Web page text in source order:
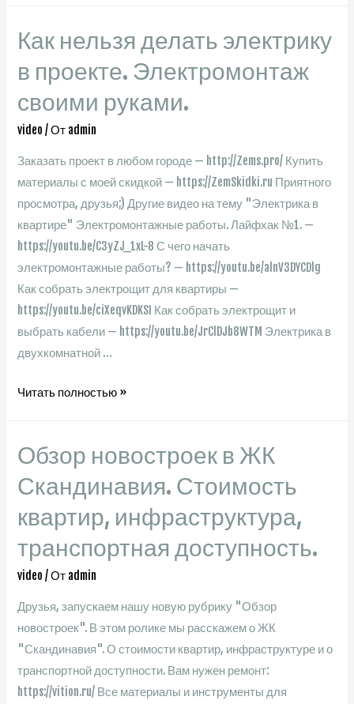
полом.
или
Лента
с
по
грунту?
СТРОИМ
ДЛЯ
СЕБЯ
Как нельзя делать электрику
в проекте. Электромонтаж
своими руками.
video / От admin
Заказать проект в любом городе — http://Zems.pro/ Купить
материалы с моей скидкой — https://ZemSkidki.ru Приятного
просмотра, друзья;) Другие видео на тему "Электрика в
квартире" Электромонтажные работы. Лайфхак №1. —
https://youtu.be/C3yZJ_1xL-8 С чего начать
электромонтажные работы? — https://youtu.be/alnV3DYCDlg
Как собрать электрощит для квартиры —
https://youtu.be/ciXeqvKDKSI Как собрать электрощит и
выбрать кабели — https://youtu.be/JrClDJb8WTM Электрика в
двухкомнатной …
Как
электрику
в
проекте.
Электромонтаж
своими
руками.
Читать полностью »
Обзор новостроек в ЖК
Скандинавия. Стоимость
квартир, инфраструктура,
транспортная доступность.
video / От admin
Друзья, запускаем нашу новую рубрику "Обзор
новостроек". В этом ролике мы расскажем о ЖК
"Скандинавия". О стоимости квартир, инфраструктуре и о
транспортной доступности. Вам нужен ремонт:
https://vition.ru/ Все материалы и инструменты для